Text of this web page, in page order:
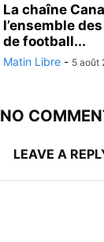
La chaîne
l’ensemble
de football...
Matin Libre - 5 août
NO
LEAVE A